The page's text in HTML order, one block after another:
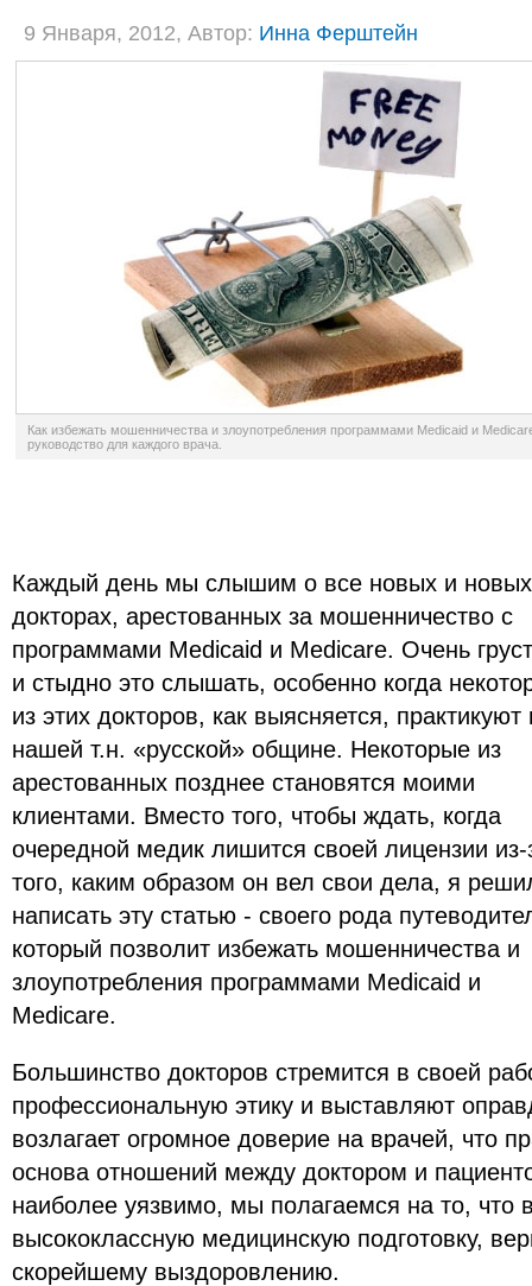
9 Января, 2012, Автор: Инна Ферштейн
Как избежать мошенничества и злоупотребления программами Medicaid и
руководство для каждого врача.
Каждый день мы слышим о все новых и новых
докторах, арестованных за мошенничество с
программами Medicaid и Medicare. Очень
и стыдно это слышать, особенно когда
из этих докторов, как выясняется, практикуют
нашей т.н. «русской» общине. Некоторые из
арестованных позднее становятся моими
клиентами. Вместо того, чтобы ждать, когда
очередной медик лишится своей лицензии из-
того, каким образом он вел свои дела, я
написать эту статью - своего рода
который позволит избежать мошенничества и
злоупотребления программами Medicaid и
Medicare.
Большинство докторов стремится в своей
профессиональную этику и выставляют
возлагает огромное доверие на врачей, что
основа отношений между доктором и
наиболее уязвимо, мы полагаемся на то, что
высококлассную медицинскую подготовку,
скорейшему выздоровлению.